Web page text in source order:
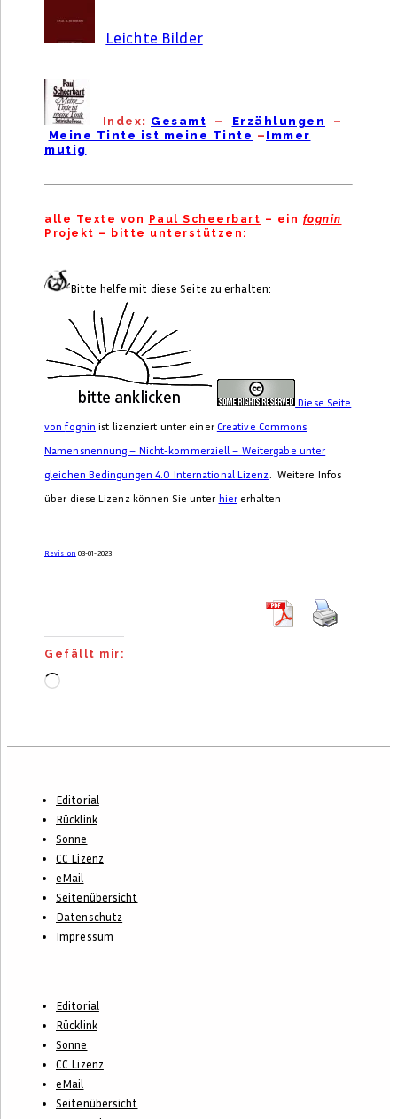
Leichte Bilder
Index: Gesamt – Erzählungen
–
Meine Tinte ist meine Tinte – Immer
mutig
alle Texte von Paul Scheerbart – ein fognin
Projekt – bitte unterstützen:
Bitte helfe mit diese Seite zu erhalten:
Diese Seite
vonfognin ist lizenziert unter einer Creative Commons
Namensnennung – Nicht-kommerziell – Weitergabe unter
gleichen Bedingungen 4.0 International Lizenz. Weitere Infos
über diese Lizenz können Sie unter hiererhalten
Revision 03-01-2023
Gefällt mir:
Wird
Footer-
Menü
Editorial
Rücklink
Sonne
CC Lizenz
eMail
Seitenübersicht
Datenschutz
Impressum
Footer-
Menü
Editorial
Rücklink
Sonne
CC Lizenz
eMail
Seitenübersicht